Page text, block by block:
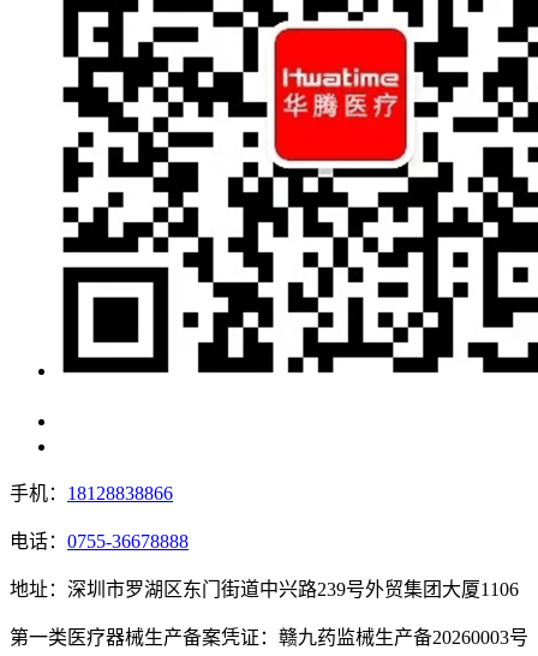
手机： 18128838866
电话： 0755-36678888
地址：深圳市罗湖区东门街道中兴路239号外贸集团大厦1106
第一类医疗器械生产备案凭证：赣九药监械生产备20260003号